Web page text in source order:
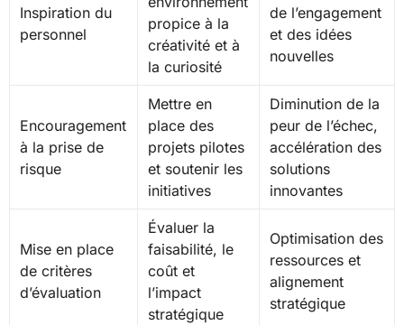
Inspiration du
personnel
propice à la
créativité et à
la curiosité
de l’engagement
et des idées
nouvelles
Encouragement
à la prise de
risque
Mettre en
place des
projets pilotes
et soutenir les
initiatives
Diminution de la
peur de l’échec,
accélération des
solutions
innovantes
Mise en place
de critères
d’évaluation
Évaluer la
faisabilité, le
coût et
l’impact
stratégique
Optimisation des
ressources et
alignement
stratégique